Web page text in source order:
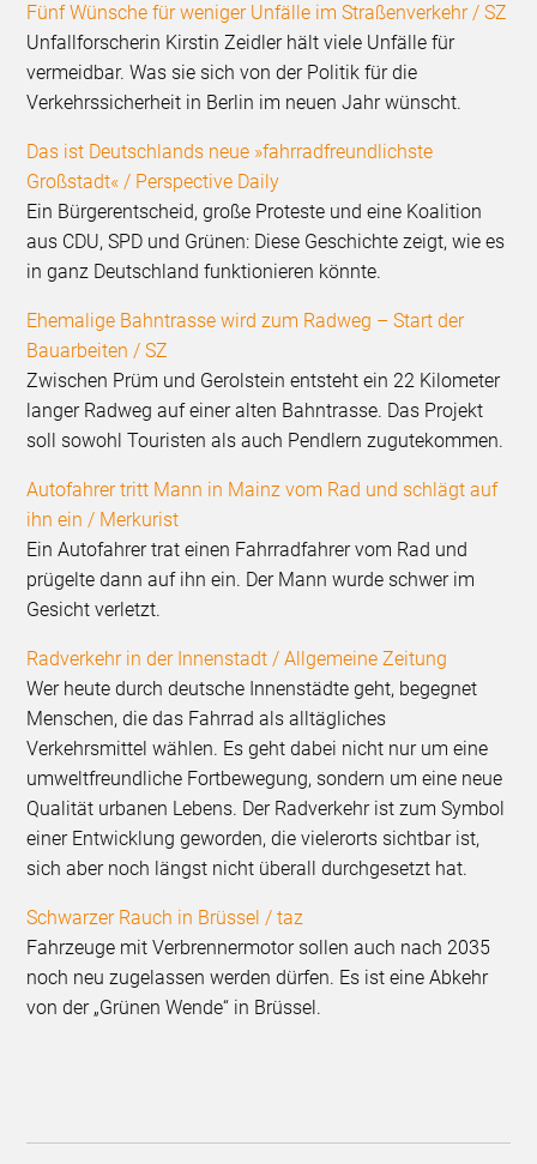
Fünf Wünsche für weniger Unfälle im Straßenverkehr / SZ
Unfallforscherin Kirstin Zeidler hält viele Unfälle für
vermeidbar. Was sie sich von der Politik für die
Verkehrssicherheit in Berlin im neuen Jahr wünscht.
Das ist Deutschlands neue »fahrradfreundlichste
Großstadt« / Perspective Daily
Ein Bürgerentscheid, große Proteste und eine Koalition
aus CDU, SPD und Grünen: Diese Geschichte zeigt, wie es
in ganz Deutschland funktionieren könnte.
Ehemalige Bahntrasse wird zum Radweg – Start der
Bauarbeiten / SZ
Zwischen Prüm und Gerolstein entsteht ein 22 Kilometer
langer Radweg auf einer alten Bahntrasse. Das Projekt
soll sowohl Touristen als auch Pendlern zugutekommen.
Autofahrer tritt Mann in Mainz vom Rad und schlägt auf
ihn ein / Merkurist
Ein Autofahrer trat einen Fahrradfahrer vom Rad und
prügelte dann auf ihn ein. Der Mann wurde schwer im
Gesicht verletzt.
Radverkehr in der Innenstadt / Allgemeine Zeitung
Wer heute durch deutsche Innenstädte geht, begegnet
Menschen, die das Fahrrad als alltägliches
Verkehrsmittel wählen. Es geht dabei nicht nur um eine
umweltfreundliche Fortbewegung, sondern um eine neue
Qualität urbanen Lebens. Der Radverkehr ist zum Symbol
einer Entwicklung geworden, die vielerorts sichtbar ist,
sich aber noch längst nicht überall durchgesetzt hat.
Schwarzer Rauch in Brüssel / taz
Fahrzeuge mit Verbrennermotor sollen auch nach 2035
noch neu zugelassen werden dürfen. Es ist eine Abkehr
von der „Grünen Wende“ in Brüssel.